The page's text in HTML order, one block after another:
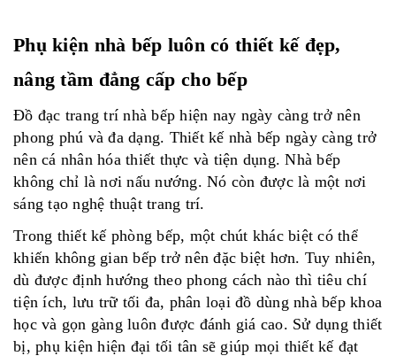
Phụ kiện nhà bếp luôn có thiết kế đẹp,
nâng tầm đẳng cấp cho bếp
Đồ đạc trang trí nhà bếp hiện nay ngày càng trở nên
phong phú và đa dạng. Thiết kế nhà bếp ngày càng trở
nên cá nhân hóa thiết thực và tiện dụng. Nhà bếp
không chỉ là nơi nấu nướng. Nó còn được là một nơi
sáng tạo nghệ thuật trang trí.
Trong thiết kế phòng bếp, một chút khác biệt có thể
khiến không gian bếp trở nên đặc biệt hơn. Tuy nhiên,
dù được định hướng theo phong cách nào thì tiêu chí
tiện ích, lưu trữ tối đa, phân loại đồ dùng nhà bếp khoa
học và gọn gàng luôn được đánh giá cao. Sử dụng thiết
bị, phụ kiện hiện đại tối tân sẽ giúp mọi thiết kế đạt